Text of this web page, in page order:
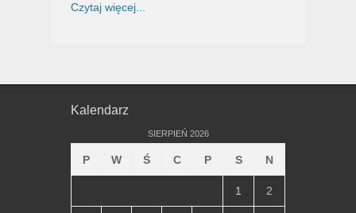
Czytaj więcej...
Kalendarz
SIERPIEŃ 2026
P W Ś C P S N
1 2